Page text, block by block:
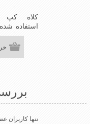
کلاه کپ
استفاده
است
است شیک
جنس
تنها کاربران